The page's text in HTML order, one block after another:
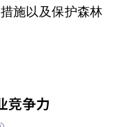
施以及保护森林